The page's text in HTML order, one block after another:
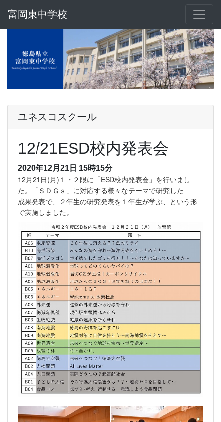
富岡東中学校
ユネスコスクール
12/21ESD校内発表会
2020年12月21日 15時15分
12月21日(月)１・２限に「ESD校内発表会」を行いまし
た。「ＳＤＧｓ」に対応する様々なテーマで研究した
成果発表で、２年生の研究発表を１年生が学ぶ、という形
で実施しました。